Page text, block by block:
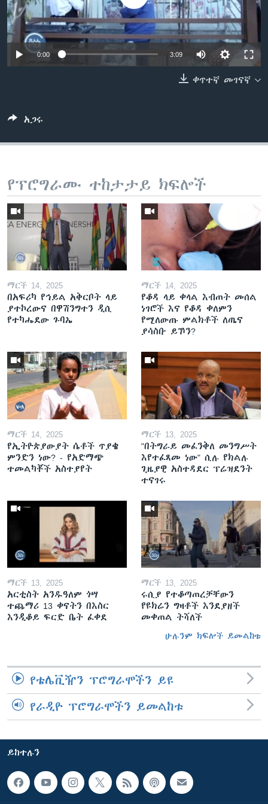
ቋንቋዎች
0:00 3:09
ቀጥተኛ መገናኛ
አጋሩ
የፕሮግራሙ ተከታታይ ክፍሎች
ማርች 14, 2025
በአፍሪካ የኅይል አቅርቦት ላይ
ያተኮረውና በዋሽንግተን ዲሲ
የተካሔደው ጉባኤ
ማርች 14, 2025
የቆዳ ላይ ቀላል እብጠት መሰል
ነገሮች እና የቆዳ ቀለምን
የሚለውጡ ምልክቶች ለጤና
ያሳስቡ ይኾን?
ማርች 14, 2025
የኢትዮጵያውያት ሴቶች ጥያቄ
ምንድን ነው? - የአድማጭ
ተመልካቾች አስተያየት
ማርች 13, 2025
"በትግራይ መፈንቅለ መንግሥት
እየተፈጸመ ነው" ሲሉ የክልሉ
ጊዜያዊ አስተዳደር ፕሬዝደንት
ተናገሩ
ማርች 13, 2025
አርቲስት አንዱዓለም ጎሣ
ተጨማሪ 13 ቀናትን በእስር
እንዲቆይ ፍርድ ቤት ፈቀደ
ማርች 13, 2025
ሩሲያ የተቆጣጠረቻቸውን
የዩክሬን ግዛቶች እንደያዘች
መቀጠል ትሻለች
ሁሉንም ክፍሎች ይመልከቱ
የቴሌቪዥን ፕሮግራሞችን ይዩ
የራዲዮ ፕሮግራሞችን ይመልከቱ
ይከተሉን